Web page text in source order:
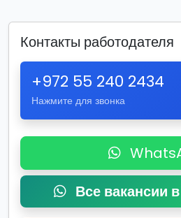
Контакты работодателя
+972 55 240 2434
Нажмите для звонка
Все вакансии